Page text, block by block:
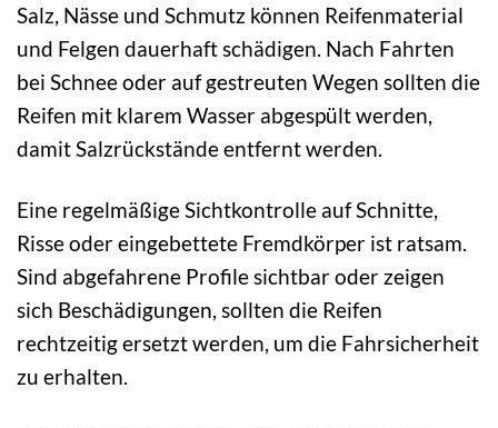
Salz, Nässe und Schmutz können Reifenmaterial
und Felgen dauerhaft schädigen. Nach Fahrten
bei Schnee oder auf gestreuten Wegen sollten die
Reifen mit klarem Wasser abgespült werden,
damit Salzrückstände entfernt werden.
Eine regelmäßige Sichtkontrolle auf Schnitte,
Risse oder eingebettete Fremdkörper ist ratsam.
Sind abgefahrene Profile sichtbar oder zeigen
sich Beschädigungen, sollten die Reifen
rechtzeitig ersetzt werden, um die Fahrsicherheit
zu erhalten.